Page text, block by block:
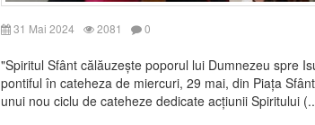
31 Mai 2024 2081 0
"Spiritul Sfânt călăuzește poporul lui Dumnezeu spre
pontiful în cateheza de miercuri, 29 mai, din Piața
unui nou ciclu de cateheze dedicate acțiunii Spiritului